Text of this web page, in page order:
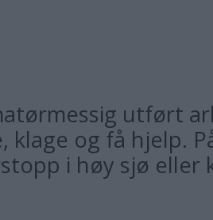
utført
klage og få hjelp.
i høy sjø eller